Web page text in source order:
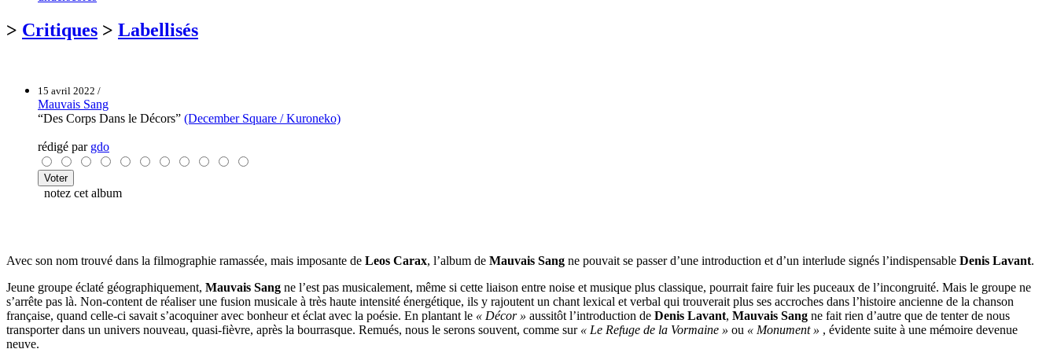
> Critiques > Labellisés
15 avril 2022 /
Mauvais Sang
“Des Corps Dans le Décors” (December Square / Kuroneko)
rédigé par gdo
notez cet album
Avec son nom trouvé dans la filmographie ramassée, mais imposante de Leos Carax, l’album de Mauvais Sang ne pouvait se passer d’une introduction et d’un interlude signés l’indispensable Denis Lavant.
Jeune groupe éclaté géographiquement, Mauvais Sang ne l’est pas musicalement, même si cette liaison entre noise et musique plus classique, pourrait faire fuir les puceaux de l’incongruité. Mais le groupe ne
s’arrête pas là. Non-content de réaliser une fusion musicale à très haute intensité énergétique, ils y rajoutent un chant lexical et verbal qui trouverait plus ses accroches dans l’histoire ancienne de la chanson
française, quand celle-ci savait s’acoquiner avec bonheur et éclat avec la poésie. En plantant le « Décor » aussitôt l’introduction de Denis Lavant, Mauvais Sang ne fait rien d’autre que de tenter de nous
transporter dans un univers nouveau, quasi-fièvre, après la bourrasque. Remués, nous le serons souvent, comme sur « Le Refuge de la Vormaine » ou « Monument » , évidente suite à une mémoire devenue
neuve.